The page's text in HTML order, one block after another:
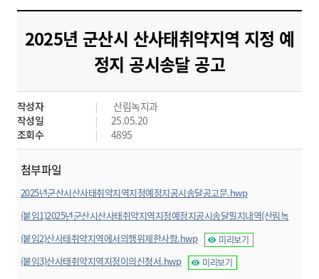
2025년 군산시 산사태취약지역 지정 예
정지 공시송달 공고
작성자
산림녹지과
작성일
25.05.20
조회수
4895
첨부파일
2025년군산시산사태취약지역지정예정지공시송달공고문.hwp
미리보기
(붙임1)2025년군산시산사태취약지역지정예정지공시송달필지내역(산림녹
지과).xlsx미리보기
(붙임2)산사태취약지역에서의행위제한사항.hwp 미리보기
(붙임3)산사태취약지역지정이의신청서.hwp 미리보기